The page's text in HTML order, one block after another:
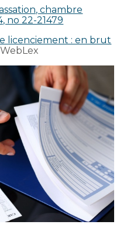
chambre
no 22-21479
licenciement : en brut